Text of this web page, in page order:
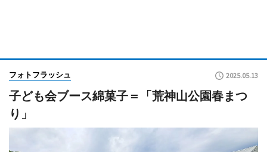
フォトフラッシュ 2025.05.13
子ども会ブース綿菓子＝「荒神山公園春まつ
り」